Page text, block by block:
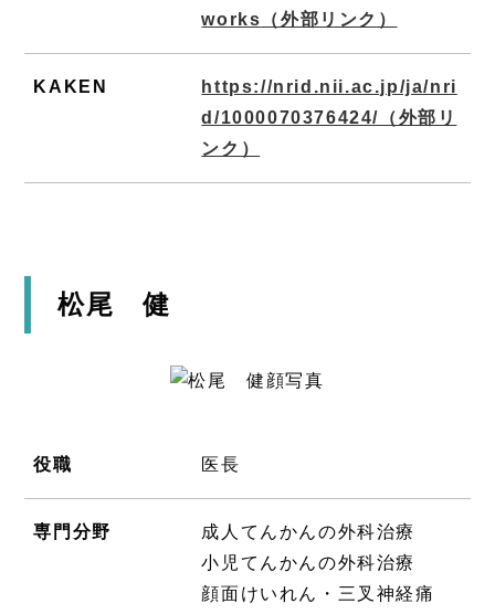
works （外部リンク）
KAKEN
https://nrid.nii.ac.jp/ja/nri
d/1000070376424/ （外部リ
ンク）
松尾 健
役職 医長
専門分野
成人てんかんの外科治療
小児てんかんの外科治療
顔面けいれん・三叉神経痛